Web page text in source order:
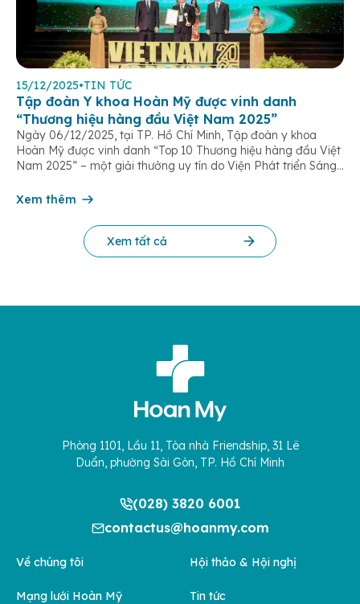
15/12/2025•TIN TỨC
Tập đoàn Y khoa Hoàn Mỹ được vinh danh
“Thương hiệu hàng đầu Việt Nam 2025”
Ngày 06/12/2025, tại TP. Hồ Chí Minh, Tập đoàn y khoa
Hoàn Mỹ được vinh danh “Top 10 Thương hiệu hàng đầu Việt
Nam 2025” – một giải thưởng uy tín do Viện Phát triển Sáng
cứu Phát triển Doanh nghiệp Châu Á […]
Xem thêm
Xem tất cả
Phòng 1101, Lầu 11, Tòa nhà Friendship, 31 Lê
Duẩn, phường Sài Gòn, TP. Hồ Chí Minh
(028) 3820 6001
contactus@hoanmy.com
Về chúng tôi
Mạng lưới Hoàn Mỹ
Hội thảo & Hội nghị
Tin tức